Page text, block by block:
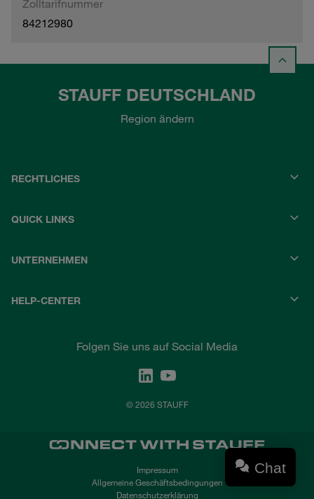
Zolltarifnummer
84212980
STAUFF DEUTSCHLAND
Region ändern
RECHTLICHES
QUICK LINKS
UNTERNEHMEN
HELP-CENTER
Folgen Sie uns auf Social Media
© 2026 STAUFF
Impressum
Allgemeine Geschäftsbedingungen
Datenschutzerklärung
Chat